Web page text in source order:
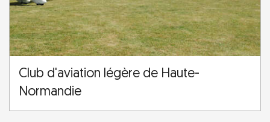
Club d'aviation légère de Haute-
Normandie